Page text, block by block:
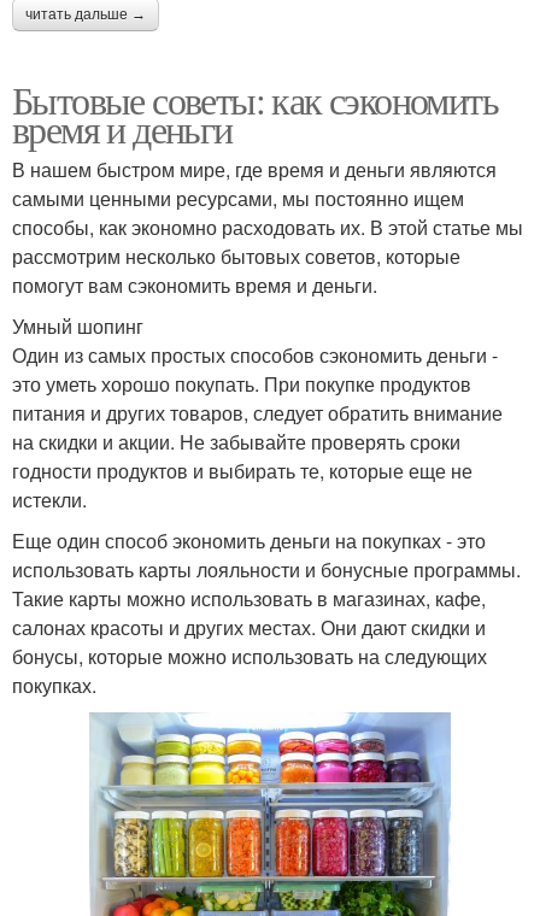
читать дальше →
Бытовые советы: как сэкономить
время и деньги
В нашем быстром мире, где время и деньги являются
самыми ценными ресурсами, мы постоянно ищем
способы, как экономно расходовать их. В этой статье мы
рассмотрим несколько бытовых советов, которые
помогут вам сэкономить время и деньги.
Умный шопинг
Один из самых простых способов сэкономить деньги -
это уметь хорошо покупать. При покупке продуктов
питания и других товаров, следует обратить внимание
на скидки и акции. Не забывайте проверять сроки
годности продуктов и выбирать те, которые еще не
истекли.
Еще один способ экономить деньги на покупках - это
использовать карты лояльности и бонусные программы.
Такие карты можно использовать в магазинах, кафе,
салонах красоты и других местах. Они дают скидки и
бонусы, которые можно использовать на следующих
покупках.